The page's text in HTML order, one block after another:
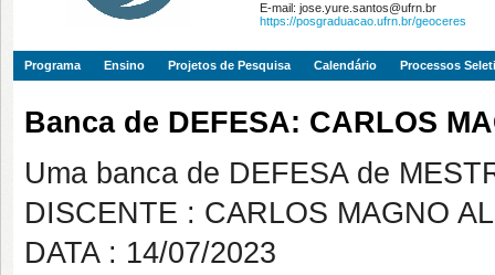
E-mail: jose.yure.santos@ufrn.br
https://posgraduacao.ufrn.br/geoceres
Programa Ensino Projetos de Pesquisa Calendário Processos
Banca de DEFESA: CARLOS
Uma banca de DEFESA de
DISCENTE : CARLOS MAGNO
DATA : 14/07/2023